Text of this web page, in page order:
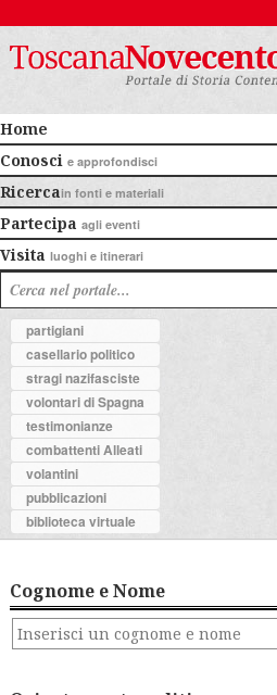
Home
Conosci e approfondisci
Ricercain fonti e materiali
Partecipa agli eventi
Visita luoghi e itinerari
partigiani
casellario politico
stragi nazifasciste
volontari di Spagna
testimonianze
combattenti Alleati
volantini
pubblicazioni
biblioteca virtuale
Cognome e Nome